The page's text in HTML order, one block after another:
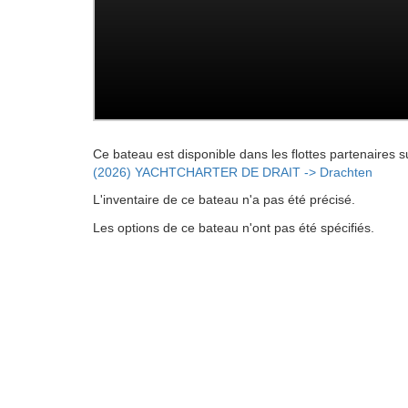
Ce bateau est disponible dans les flottes partenaires
(2026) YACHTCHARTER DE DRAIT -> Drachten
L'inventaire de ce bateau n'a pas été précisé.
Les options de ce bateau n'ont pas été spécifiés.